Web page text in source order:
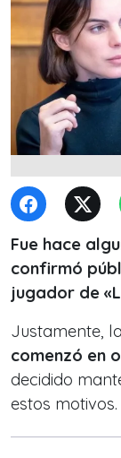
Fue hace
confirmó
jugador de
Justamente,
comenzó en
decidido
estos motivos.